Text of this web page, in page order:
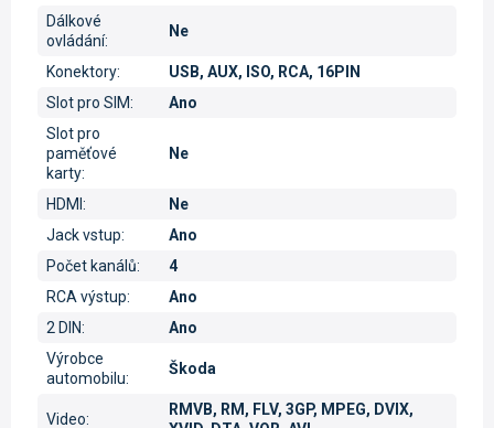
Dálkové
ovládání:
Ne
Konektory:
USB, AUX, ISO, RCA, 16PIN
Slot pro SIM:
Ano
Slot pro
paměťové
karty:
Ne
HDMI :
Ne
Jack vstup:
Ano
Počet kanálů:
4
RCA výstup:
Ano
2 DIN:
Ano
Výrobce
automobilu:
Škoda
Video:
RMVB, RM, FLV, 3GP, MPEG, DVIX,